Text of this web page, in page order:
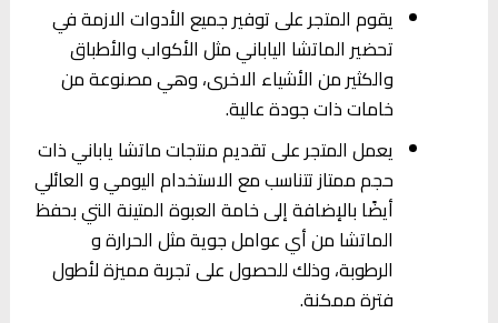
يقوم المتجر على توفير جميع الأدوات الازمة في
تحضير الماتشا الياباني مثل الأكواب والأطباق
والكثير من الأشياء الاخرى، وهي مصنوعة من
خامات ذات جودة عالية.
يعمل المتجر على تقديم منتجات ماتشا ياباني ذات
حجم ممتاز تتناسب مع الاستخدام اليومي و العائلي
أيضًا بالإضافة إلى خامة العبوة المتينة التي بحفظ
الماتشا من أي عوامل جوية مثل الحرارة و
الرطوبة، وذلك للحصول على تجربة مميزة لأطول
فترة ممكنة.